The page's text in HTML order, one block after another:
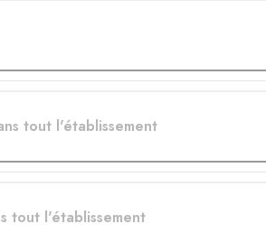
tout l'établissement
tout l'établissement